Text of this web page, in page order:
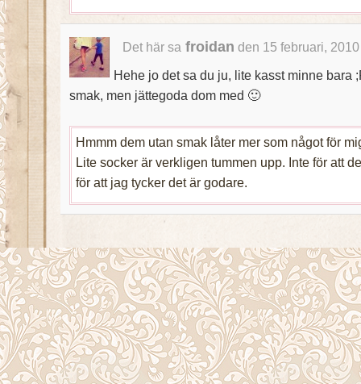
Det här sa froidan den 15 februari,
Hehe jo det sa du ju, lite kasst minne bara
smak, men jättegoda dom med 🙂
Hmmm dem utan smak låter mer som något för
Lite socker är verkligen tummen upp. Inte för att
för att jag tycker det är godare.